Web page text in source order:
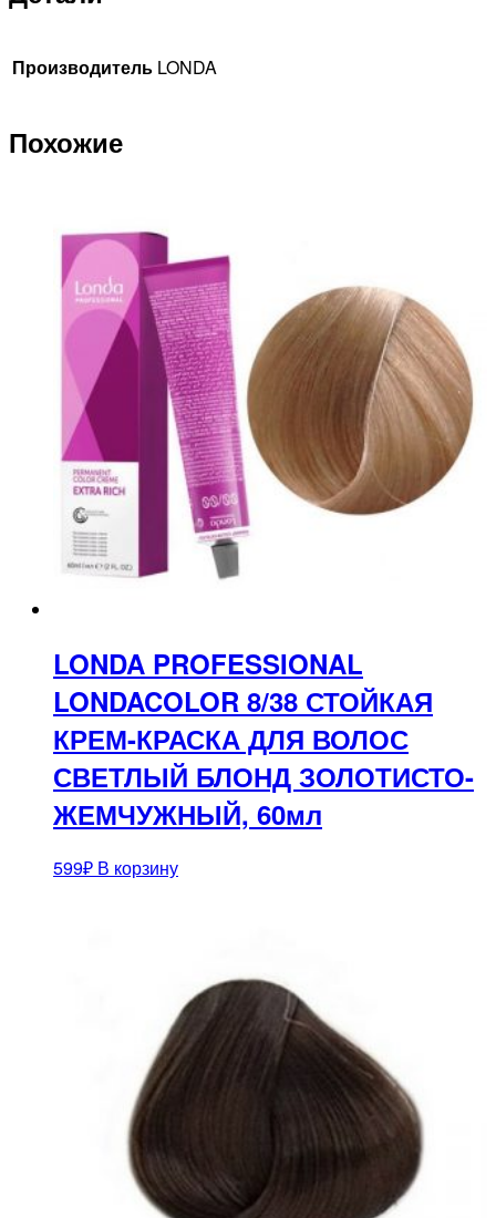
Производитель LONDA
Похожие
LONDA PROFESSIONAL
LONDACOLOR 8/38 СТОЙКАЯ
КРЕМ-КРАСКА ДЛЯ ВОЛОС
СВЕТЛЫЙ БЛОНД ЗОЛОТИСТО-
ЖЕМЧУЖНЫЙ, 60мл
599₽ В корзину